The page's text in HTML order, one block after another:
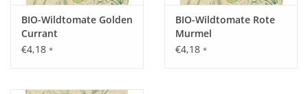
Tipp:
Man sollte sie regelmäßig ausgeizen und hochbinden. Eine
BIO-Wildtomate Golden
Currant
€4,18 *
BIO-Wildtomate Rote
Murmel
€4,18 *